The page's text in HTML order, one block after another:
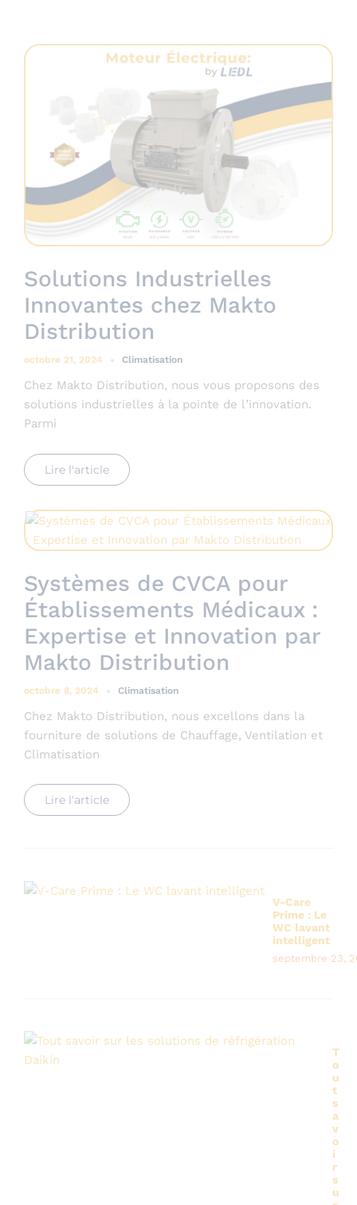
Solutions Industrielles
Innovantes chez Makto
Distribution
octobre 21, 2024 Climatisation
Chez Makto Distribution, nous vous proposons des
solutions industrielles à la pointe de l’innovation.
Parmi
Lire l'article
Systèmes de CVCA pour
Établissements Médicaux :
Expertise et Innovation par
Makto Distribution
octobre 8, 2024 Climatisation
Chez Makto Distribution, nous excellons dans la
fourniture de solutions de Chauffage, Ventilation et
Climatisation
Lire l'article
V-Care
Prime : Le
WC lavant
intelligent
septembre 23,
T
o
u
t
s
a
v
o
i
r
s
u